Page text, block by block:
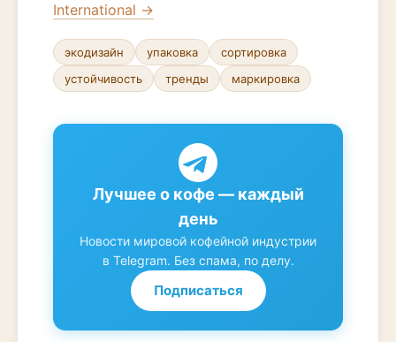
International →
экодизайн упаковка
сортировка
устойчивость
тренды маркировка
Лучшее о кофе — каждый
день
Новости мировой кофейной индустрии
в Telegram. Без спама, по делу.
Подписаться